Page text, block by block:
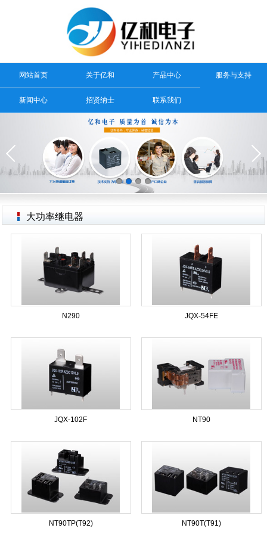
网站首页 关于亿和 产品中心 服务与支持
新闻中心 招贤纳士 联系我们
大功率继电器
N290 JQX-54FE
JQX-102F NT90
NT90TP(T92) NT90T(T91)